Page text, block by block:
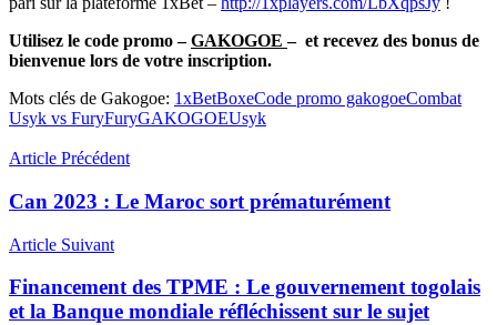
Utilisez le code promo –GAKOGOE– et recevez des bonus de
bienvenue lors de votre inscription.
Mots clés de Gakogoe: 1xBetBoxeCode promo gakogoeCombat
Usyk vs FuryFuryGAKOGOEUsyk
Article Précédent
Can 2023 : Le Maroc sort prématurément
Article Suivant
Financement des TPME : Le gouvernement togolais
et la Banque mondiale réfléchissent sur le sujet